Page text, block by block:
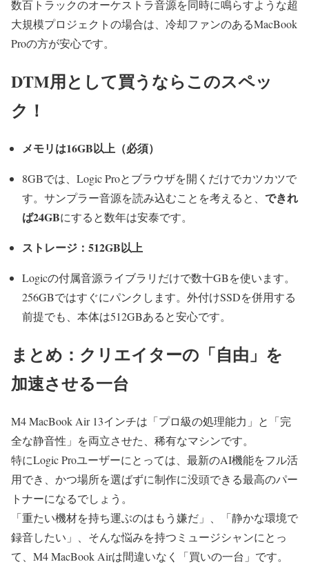
数百トラックのオーケストラ音源を同時に鳴らすような超
大規模プロジェクトの場合は、冷却ファンのあるMacBook
Proの方が安心です。
DTM用として買うならこのスペッ
ク！
メモリは16GB以上（必須）
8GBでは、Logic Proとブラウザを開くだけでカツカツで
す。サンプラー音源を読み込むことを考えると、 できれ
ば24GBにすると数年は安泰です。
ストレージ：512GB以上
Logicの付属音源ライブラリだけで数十GBを使います。
256GBではすぐにパンクします。外付けSSDを併用する
前提でも、本体は512GBあると安心です。
まとめ：クリエイターの「自由」を
加速させる一台
M4 MacBook Air 13インチは「プロ級の処理能力」 と 「完
全な静音性」を両立させた、稀有なマシンです。
特にLogic Proユーザーにとっては、最新のAI機能をフル活
用でき、かつ場所を選ばずに制作に没頭できる最高のパー
トナーになるでしょう。
「重たい機材を持ち運ぶのはもう嫌だ」、「静かな環境で
録音したい」、そんな悩みを持つミュージシャンにとっ
て、M4 MacBook Airは間違いなく「買いの一台」です。